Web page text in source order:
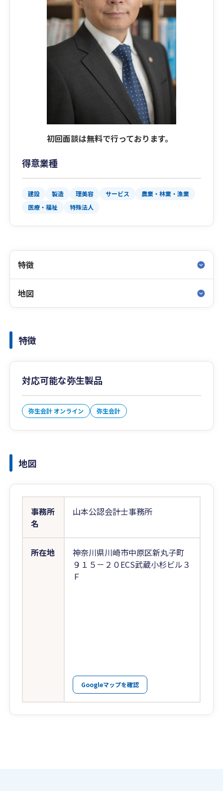
初回面談は無料で行っております。
得意業種
建設 製造 理美容 サービス
農業・林業・漁業
医療・福祉
特殊法人
特徴
地図
特徴
対応可能な弥生製品
弥生会計 オンライン 弥生会計
地図
事務所
名
山本公認会計士事務所
所在地
神奈川県川崎市中原区新丸子町
９１５－２０ECS武蔵小杉ビル３
Ｆ
Googleマップを確認